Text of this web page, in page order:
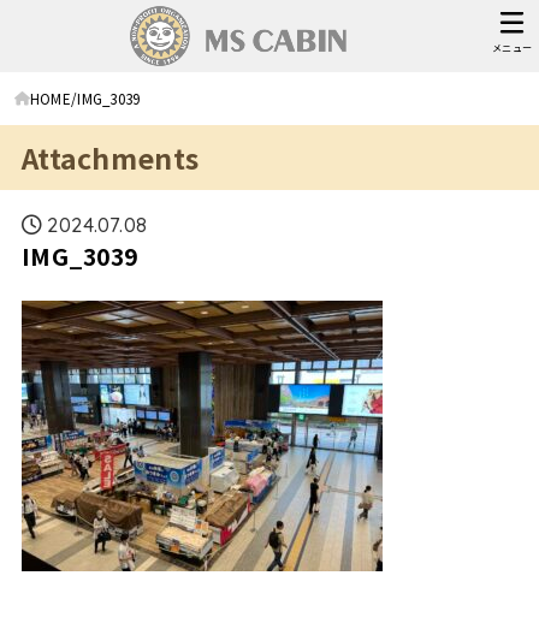
メニュー
HOME IMG_3039
Attachments
2024.07.08
IMG_3039